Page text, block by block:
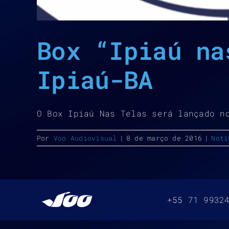
Box “Ipiaú
Ipiaú-BA
O Box Ipiaú Nas Telas será lançado
Por Voo Audiovisual | 8 de março de 2016 |
+55 71